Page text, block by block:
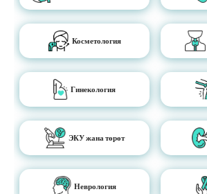
Косметология
Гинекология
ЭКУ жана төрөт
Неврология